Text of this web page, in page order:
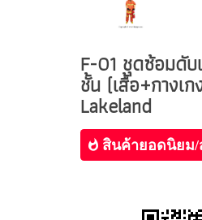
F-01 ชุดซ้อมดับ
ชั้น (เสื้อ+กางเก
Lakeland
สินค้ายอดนิยม/